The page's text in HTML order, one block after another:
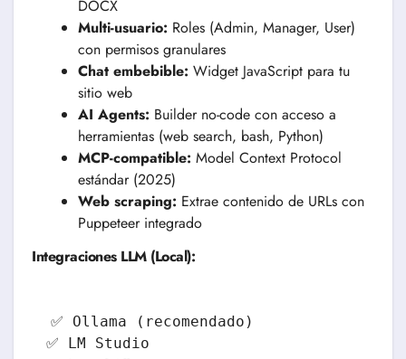
DOCX
Multi-usuario: Roles (Admin, Manager, User)
con permisos granulares
Chat embebible: Widget JavaScript para tu
sitio web
AI Agents: Builder no-code con acceso a
herramientas (web search, bash, Python)
MCP-compatible: Model Context Protocol
estándar (2025)
Web scraping: Extrae contenido de URLs con
Puppeteer integrado
Integraciones LLM (Local):
✅ Ollama (recomendado)
✅ LM Studio